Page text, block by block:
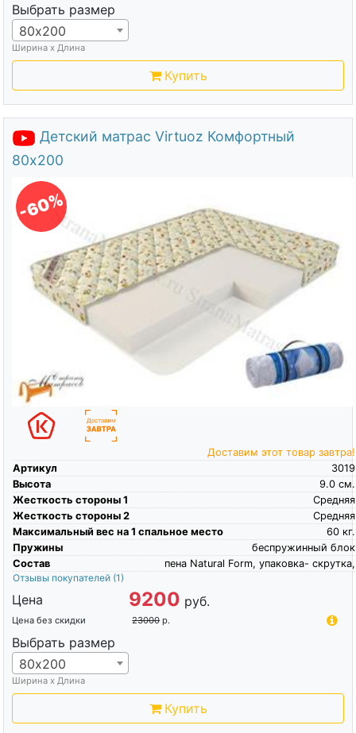
Выбрать размер
80х200
Ширина х Длина
Купить
Детский матрас Virtuoz Комфортный
80х200
-60%
Доставим этот товар завтра!
Артикул
3019
Высота
см.
9.0
Жесткость стороны 1
Средняя
Жесткость стороны 2
Средняя
Максимальный вес на 1 спальное место
кг.
60
Пружины
беспружинный блок
Состав
пена Natural Form, упаковка- скрутка,
Отзывы покупателей (1)
Цена 9200 руб.
Цена без скидки 23000 р.
Выбрать размер
80х200
Ширина х Длина
Купить